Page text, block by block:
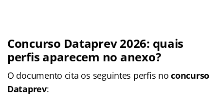
Concurso Dataprev 2026: quais
perfis aparecem no anexo?
O documento cita os seguintes perfis noconcurso
Dataprev: